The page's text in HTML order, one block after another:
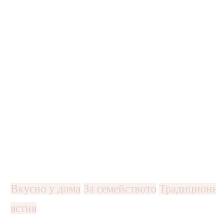
Вкусно у дома За семейството
ястия